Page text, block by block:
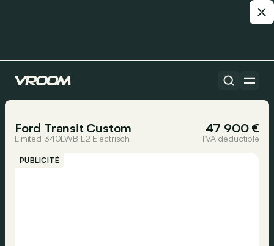
Toutes les voitures
Ford Transit Custom 47 900 €
Limited 340LWB L2 Electrisch TVA déductible
PUBLICITÉ